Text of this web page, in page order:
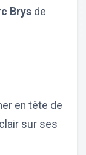
Brys de
en tête de
sur ses